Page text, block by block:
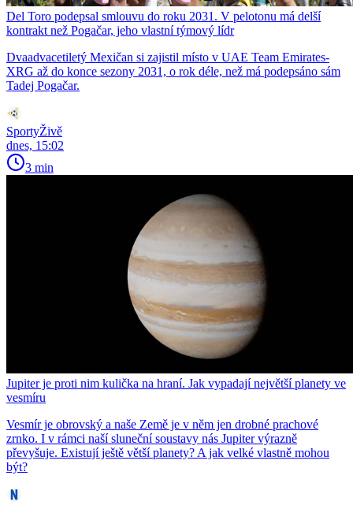
Del Toro podepsal smlouvu do roku 2031. V pelotonu má delší
kontrakt než Pogačar, jeho vlastní týmový lídr
Dvaadvacetiletý Mexičan si zajistil místo v UAE Team Emirates-
XRG až do konce sezony 2031, o rok déle, než má podepsáno sám
Tadej Pogačar.
SportyŽivě
dnes, 15:02
3 min
Jupiter je proti nim kulička na hraní. Jak vypadají největší planety ve
vesmíru
Vesmír je obrovský a naše Země je v něm jen drobné prachové
zrnko. I v rámci naší sluneční soustavy nás Jupiter výrazně
převyšuje. Existují ještě větší planety? A jak velké vlastně mohou
být?